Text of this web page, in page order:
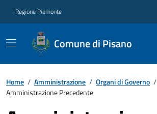
Regione Piemonte
Comune di Pisano
Home / Amministrazione / Organi di Governo /
Amministrazione Precedente